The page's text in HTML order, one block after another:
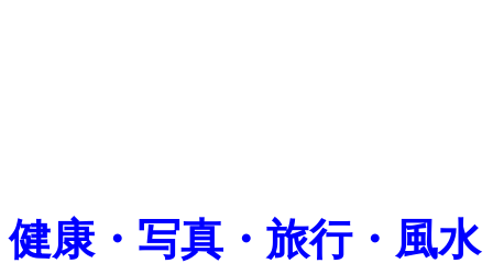
健康・写真・旅行・風水